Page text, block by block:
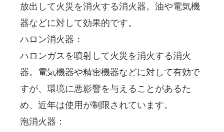
放出して火災を消火する消火器。油や電気機
器などに対して効果的です。
ハロン消火器：
ハロンガスを噴射して火災を消火する消火
器。電気機器や精密機器などに対して有効で
すが、環境に悪影響を与えることがあるた
め、近年は使用が制限されています。
泡消火器：